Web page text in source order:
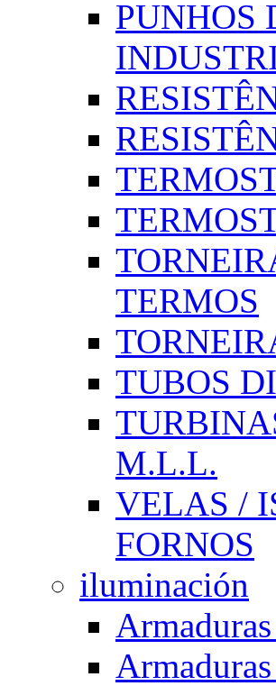
PUNHOS
TERMOS
TUBOS
M.L.L.
VELAS /
FORNOS
iluminación